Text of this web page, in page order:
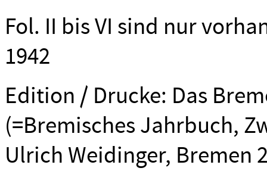
Fol. II bis VI sind nur
1942
Edition / Drucke: Das
(=Bremisches Jahrbuch,
Ulrich Weidinger, Bremen